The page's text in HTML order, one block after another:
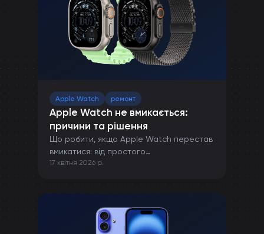
Apple Watch ремонт
Apple Watch не вмикається:
причини та рішення
Що робити, якщо Apple Watch перестав
вмикатися: від простого
перезавантаження до ремонту в сервісі.
17 квітня 2026 р.